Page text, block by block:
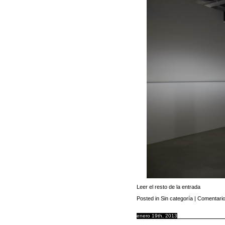
Leer el resto de la entrada
Posted in Sin categoría |
enero 19th, 2013